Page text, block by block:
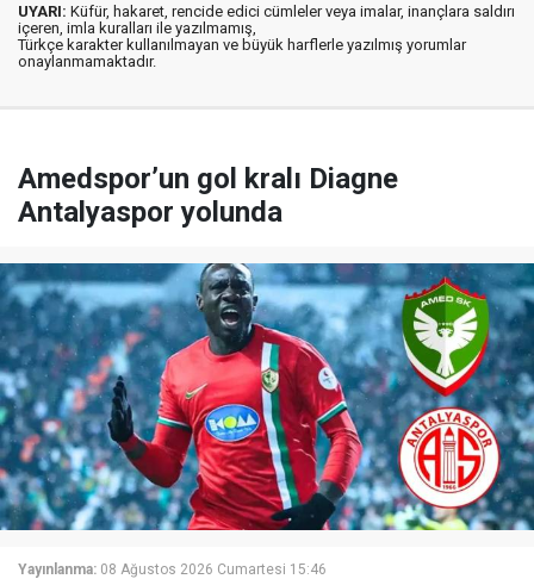
UYARI: Küfür, hakaret, rencide edici cümleler veya imalar, inançlara saldırı
içeren, imla kuralları ile yazılmamış,
Türkçe karakter kullanılmayan ve büyük harflerle yazılmış yorumlar
onaylanmamaktadır.
Amedspor’un gol kralı Diagne
Antalyaspor yolunda
Yayınlanma: 08 Ağustos 2026 Cumartesi 15:46